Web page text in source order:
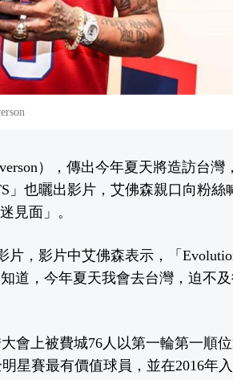
），傳出今年夏天將造訪台灣
」也曬出影片，艾佛森親口向粉絲
見面」。
片，影片中艾佛森表示，「
道，今年夏天我會去台灣，迫不
會上被費城76人以第一輪第一順
星賽最有價值球員，並在2016年